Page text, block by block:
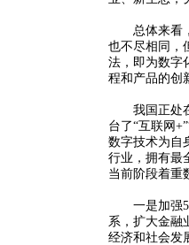
总体来看，
也不尽相同，
法，即为数字
程和产品的创
我国正处在
台了“互联网
数字技术为自
行业，拥有最
当前阶段着重
一是加强5G
系，扩大金融
经济和社会发